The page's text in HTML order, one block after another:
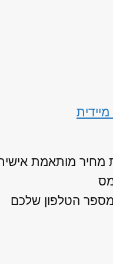
מחיר מותאמת
הטלפון שלכם